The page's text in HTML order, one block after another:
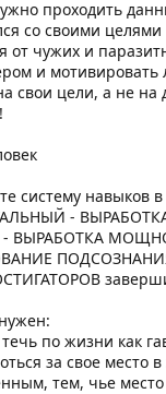
проходить
со своими
от чужих и
и
свои цели, а не
систему навыков в
-
- ВЫРАБОТКА
течь по жизни как
за свое место
тем, чье